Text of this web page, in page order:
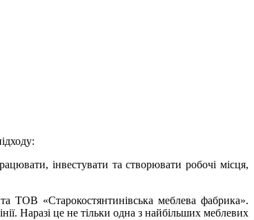
інвестувати та створювати робочі місця,
ТОВ «Старокостянтинівська меблева фабрика».
Наразі це не тільки одна з найбільших меблевих